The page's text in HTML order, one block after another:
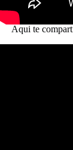
Aqui te